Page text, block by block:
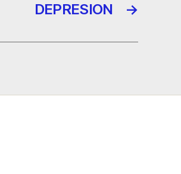
→
DEPRESION